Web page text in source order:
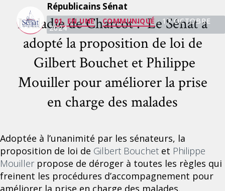
Catégories
Républicains Sénat
01. EN UNE COMMUNIQUÉ · 17 OCTOBRE
2024
Maladie de Charcot : Le Sénat a
adopté la proposition de loi de
Gilbert Bouchet et Philippe
Mouiller pour améliorer la prise
en charge des malades
Adoptée à l’unanimité par les sénateurs, la
proposition de loi de Gilbert Bouchet et Philippe
Mouillerpropose de déroger à toutes les règles qui
freinent les procédures d’accompagnement pour
améliorer la prise en charge des malades.